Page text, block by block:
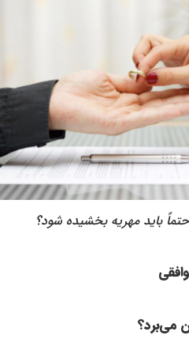
باید مهریه بخشیده شود؟